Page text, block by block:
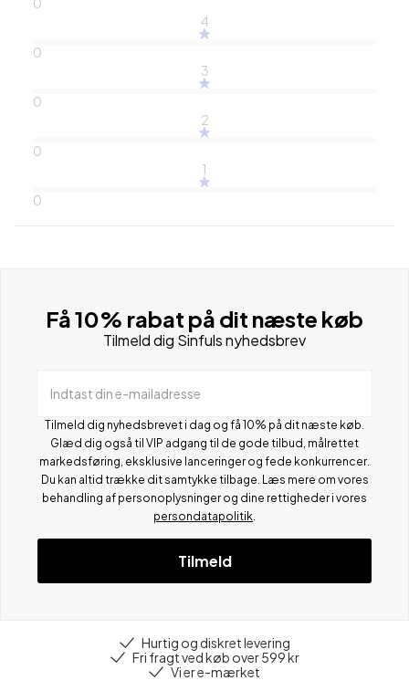
4
0
3
0
2
0
1
0
Få 10% rabat på dit næste køb
Tilmeld dig Sinfuls nyhedsbrev
Indtast din e-mailadresse
Tilmeld dig nyhedsbrevet i dag og få 10% på dit næste køb.
Glæd dig også til VIP adgang til de gode tilbud, målrettet
markedsføring, eksklusive lanceringer og fede konkurrencer.
Du kan altid trække dit samtykke tilbage. Læs mere om vores
behandling af personoplysninger og dine rettigheder i vores
persondatapolitik
Tilmeld
Hurtig og diskret levering
Fri fragt ved køb over 599 kr
Vi er e-mærket